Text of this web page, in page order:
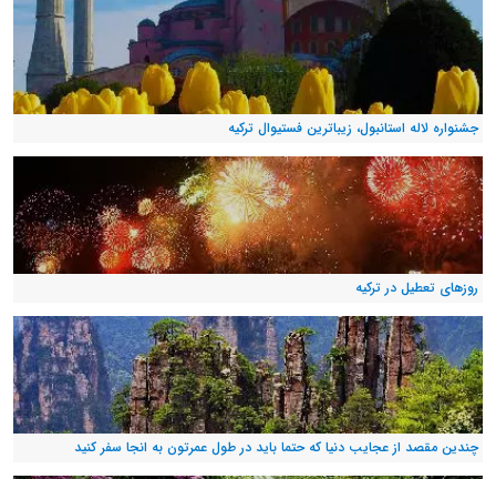
جشنواره لاله استانبول، زیباترین فستیوال ترکیه
روزهای تعطیل در ترکیه
چندین مقصد از عجایب دنیا که حتما باید در طول عمرتون به انجا سفر کنید